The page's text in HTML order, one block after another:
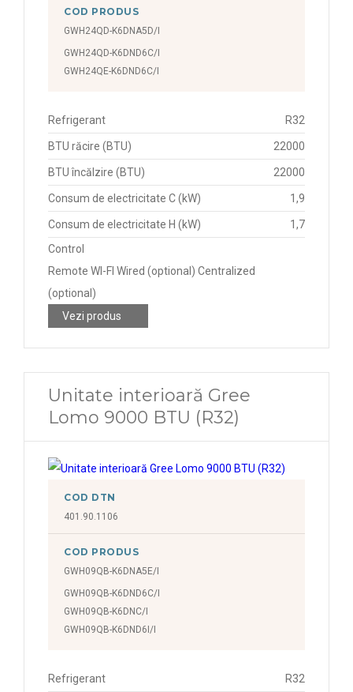
COD PRODUS
GWH24QD-K6DNA5D/I
GWH24QD-K6DND6C/I
GWH24QE-K6DND6C/I
Refrigerant R32
BTU răcire (BTU) 22000
BTU încălzire (BTU) 22000
Consum de electricitate C (kW) 1,9
Consum de electricitate H (kW)
1,7
Control
Remote WI-FI Wired (optional) Centralized
(optional)
Vezi produs
Unitate interioară Gree
Lomo 9000 BTU (R32)
COD DTN
401.90.1106
COD PRODUS
GWH09QB-K6DNA5E/I
GWH09QB-K6DND6C/I
GWH09QB-K6DNC/I
GWH09QB-K6DND6I/I
Refrigerant R32